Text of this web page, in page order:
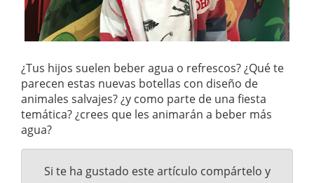
¿Tus hijos suelen beber agua o refrescos? ¿Qué te
parecen estas nuevas botellas con diseño de
animales salvajes? ¿y como parte de una fiesta
temática? ¿crees que les animarán a beber más
agua?
Si te ha gustado este artículo compártelo y